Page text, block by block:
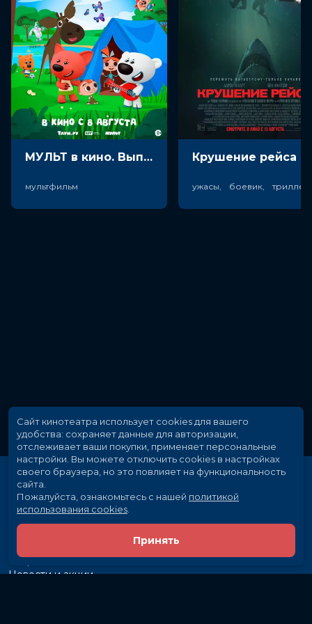
МУЛЬТ в кино. Выпуск №198. Некогда скучать (0+)
мультфильм ужасы, боевик, триллер
Скоро в кино
Новости и акции
Сайт кинотеатра использует cookies для вашего
удобства: сохраняет данные для авторизации,
отслеживает ваши покупки, применяет персональные
настройки. Вы можете отключить cookies в настройках
своего браузера, но это повлияет на функциональность
сайта.
Пожалуйста, ознакомьтесь с нашей политикой
использования cookies
Принять